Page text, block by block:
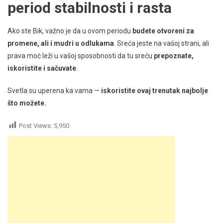
period stabilnosti i rasta
Ako ste Bik, važno je da u ovom periodu budete otvoreni za
promene, ali i mudri u odlukama . Sreća jeste na vašoj strani, ali
prava moć leži u vašoj sposobnosti da tu sreću prepoznate,
iskoristite i sačuvate
Svetla su uperena ka vama — iskoristite ovaj trenutak najbolje
što možete.
Post Views: 5,950